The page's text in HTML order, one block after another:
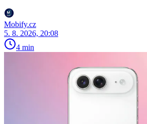
Mobify.cz
5. 8. 2026, 20:08
4 min